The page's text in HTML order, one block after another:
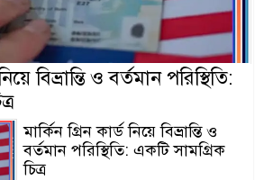
বিভ্রান্তি ও বর্তমান পরিস্থিতি:
মার্কিন গ্রিন কার্ড নিয়ে বিভ্রান্তি ও
বর্তমান পরিস্থিতি: একটি সামগ্রিক
চিত্র